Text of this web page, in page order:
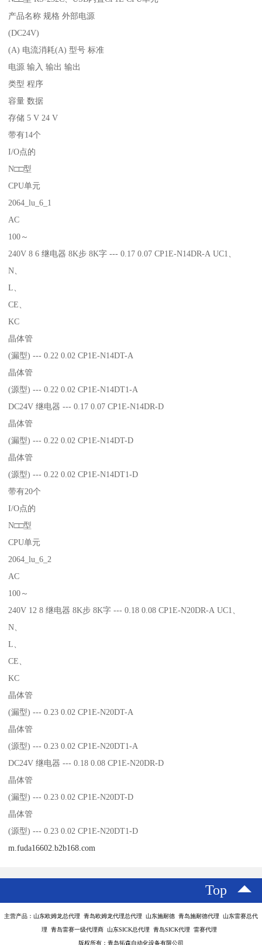
产品名称 规格 外部电源
(DC24V)
(A) 电流消耗(A) 型号 标准
电源 输入 输出 输出
类型 程序
容量 数据
存储 5 V 24 V
带有14个
I/O点的
N□□型
CPU单元
2064_lu_6_1
AC
100～
240V 8 6 继电器 8K步 8K字 --- 0.17 0.07 CP1E-N14DR-A UC1、
N、
L、
CE、
KC
晶体管
(漏型) --- 0.22 0.02 CP1E-N14DT-A
晶体管
(源型) --- 0.22 0.02 CP1E-N14DT1-A
DC24V 继电器 --- 0.17 0.07 CP1E-N14DR-D
晶体管
(漏型) --- 0.22 0.02 CP1E-N14DT-D
晶体管
(源型) --- 0.22 0.02 CP1E-N14DT1-D
带有20个
I/O点的
N□□型
CPU单元
2064_lu_6_2
AC
100～
240V 12 8 继电器 8K步 8K字 --- 0.18 0.08 CP1E-N20DR-A UC1、
N、
L、
CE、
KC
晶体管
(漏型) --- 0.23 0.02 CP1E-N20DT-A
晶体管
(源型) --- 0.23 0.02 CP1E-N20DT1-A
DC24V 继电器 --- 0.18 0.08 CP1E-N20DR-D
晶体管
(漏型) --- 0.23 0.02 CP1E-N20DT-D
晶体管
(源型) --- 0.23 0.02 CP1E-N20DT1-D
m.fuda16602.b2b168.com
Top
主营产品：山东欧姆龙总代理 青岛欧姆龙代理总代理 山东施耐德 青岛施耐德代理 山东雷赛总代
理 青岛雷赛一级代理商 山东SICK总代理 青岛SICK代理 雷赛代理
版权所有：青岛拓森自动化设备有限公司